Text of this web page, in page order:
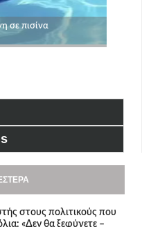
στους πολιτικούς που
«Δεν θα ξεφύγετε –